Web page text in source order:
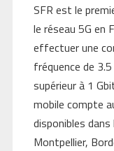
SFR est le
le réseau 5G en
effectuer une
fréquence de
supérieur à 1
mobile compte
disponibles
Montpellier,